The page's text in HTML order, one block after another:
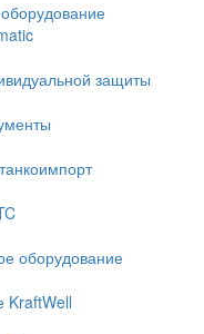
защиты
оборудование
KraftWell